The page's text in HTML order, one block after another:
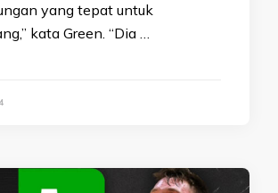
yang tepat untuk
kata Green. “Dia …